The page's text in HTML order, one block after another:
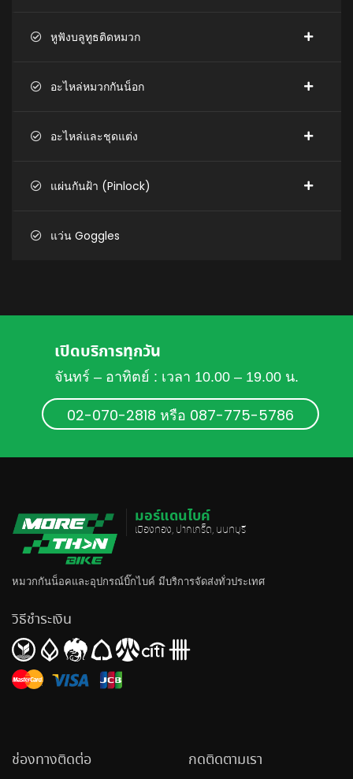
หูฟังบลูทูธติดหมวก
อะไหล่หมวกกันน็อก
อะไหล่และชุดแต่ง
แผ่นกันฝ้า (Pinlock)
แว่น Goggles
เปิดบริการทุกวัน
จันทร์ – อาทิตย์ : เวลา 10.00 – 19.00 น.
02-070-2818 หรือ 087-775-5786
มอร์แดนไบค์
เมืองทอง, ปากเกร็ด, นนทบุรี
หมวกกันน็อคและอุปกรณ์บิ๊กไบค์ มีบริการจัดส่งทั่วประเทศ
วิธีชำระเงิน
ช่องทางติดต่อ กดติดตามเรา